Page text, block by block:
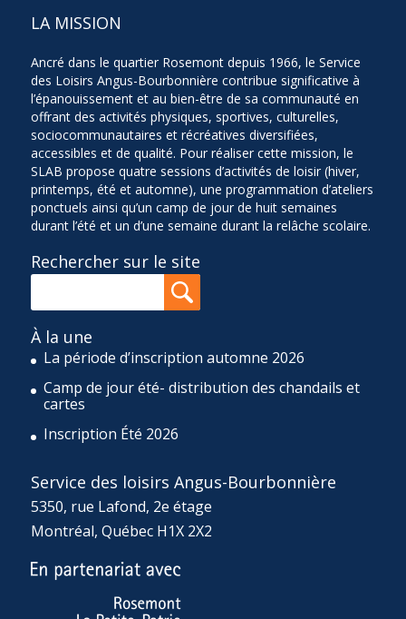
LA MISSION
Ancré dans le quartier Rosemont depuis 1966, le Service
des Loisirs Angus-Bourbonnière contribue significative à
l’épanouissement et au bien-être de sa communauté en
offrant des activités physiques, sportives, culturelles,
sociocommunautaires et récréatives diversifiées,
accessibles et de qualité. Pour réaliser cette mission, le
SLAB propose quatre sessions d’activités de loisir (hiver,
printemps, été et automne), une programmation d’ateliers
ponctuels ainsi qu’un camp de jour de huit semaines
durant l’été et un d’une semaine durant la relâche scolaire.
Rechercher sur le site
À la une
La période d’inscription automne 2026
Camp de jour été- distribution des chandails et
cartes
Inscription Été 2026
Service des loisirs Angus-Bourbonnière
5350, rue Lafond, 2e étage
Montréal, Québec H1X 2X2